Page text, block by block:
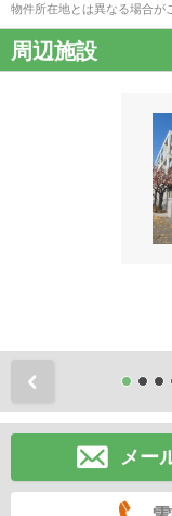
物件所在地とは異なる場合が
周辺施設
メー